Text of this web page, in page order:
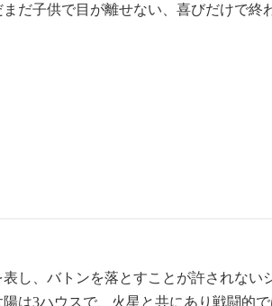
だ子供で目が離せない、喜びだけで終
し、バトンを落とすことが許されない
は3ハウスで、火星と共にあり戦闘的